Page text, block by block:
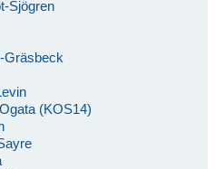
Sjögren
Gräsbeck
(KOS14)